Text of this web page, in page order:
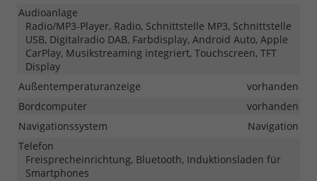
Audioanlage
Radio/MP3-Player, Radio, Schnittstelle MP3, Schnittstelle
USB, Digitalradio DAB, Farbdisplay, Android Auto, Apple
CarPlay, Musikstreaming integriert, Touchscreen, TFT
Display
Außentemperaturanzeige
vorhanden
Bordcomputer
vorhanden
Navigationssystem
Navigation
Telefon
Freisprecheinrichtung, Bluetooth, Induktionsladen für
Smartphones